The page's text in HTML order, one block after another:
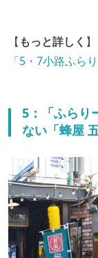
【 もっと詳しく 】
「5・7小路ふら
5：「ふらり
ない「蜂屋